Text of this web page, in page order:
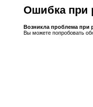
Ошибка при
Возникла проблема при
Вы можете попробовать